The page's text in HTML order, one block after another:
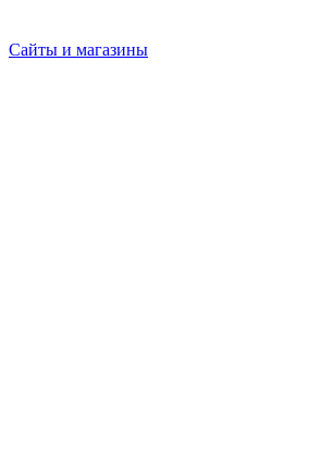
Сайты и магазины